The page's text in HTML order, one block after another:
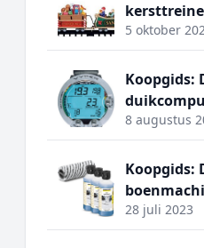
5 oktober
Koopgids:
8 augustus
Koopgids:
28 juli 2023